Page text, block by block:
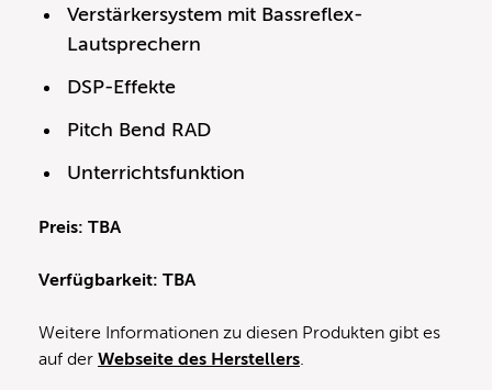
Verstärkersystem mit Bassreflex-
Lautsprechern
DSP-Effekte
Pitch Bend RAD
Unterrichtsfunktion
Preis: TBA
Verfügbarkeit: TBA
Weitere Informationen zu diesen Produkten gibt es
auf der Webseite des Herstellers.